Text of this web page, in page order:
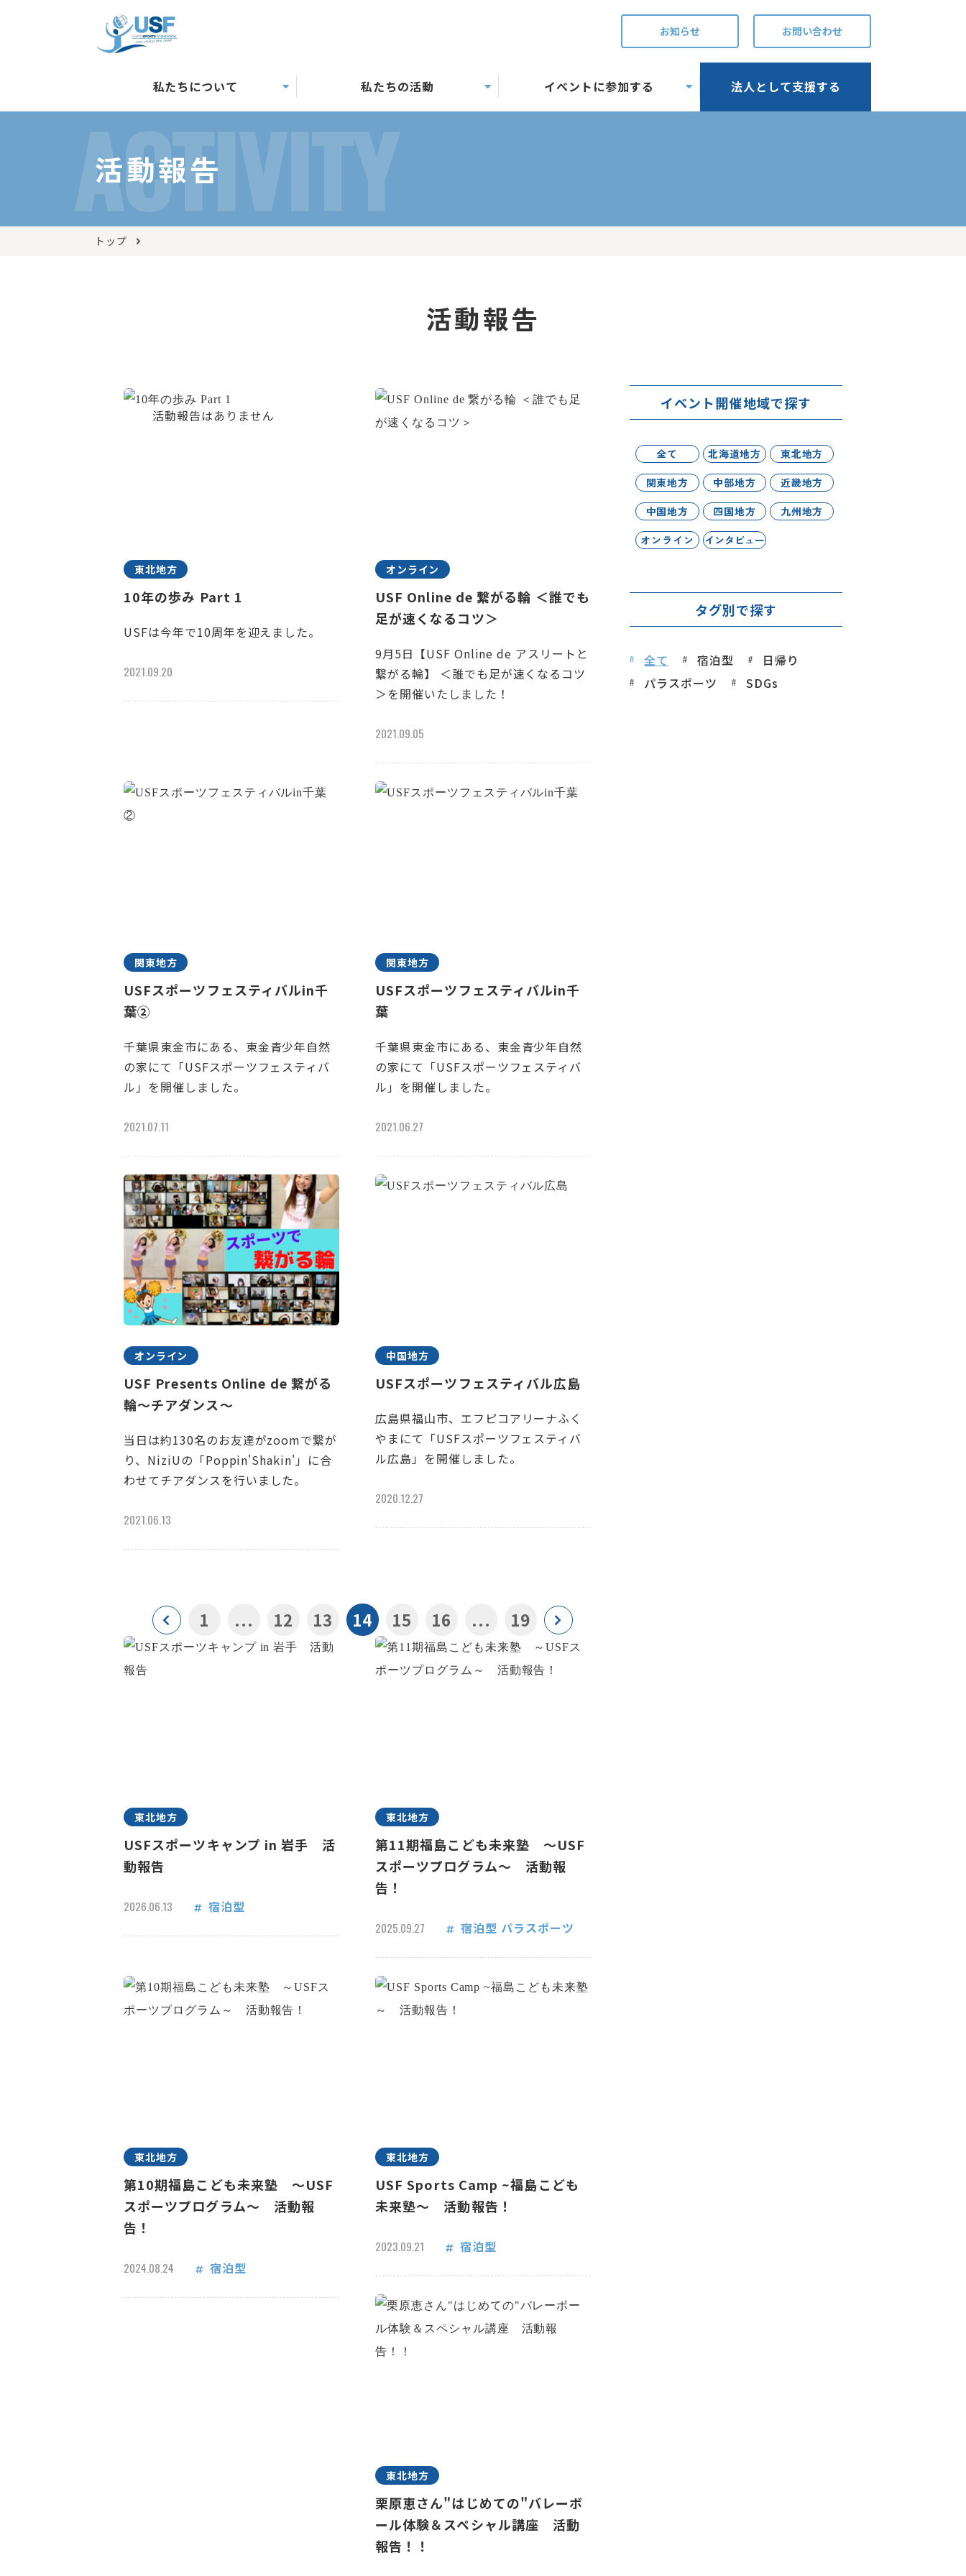
お知らせ お問い合わせ
私たちについて 私たちの活動 イベントに参加する 法人として支援する
ACTIVITY
活動報告
トップ
活動報告
東北地方
10年の歩み Part 1
USFは今年で10周年を迎えました。
2021.09.20
オンライン
USF Online de 繋がる輪 ＜誰でも
足が速くなるコツ＞
9月5日【USF Online de アスリートと
繋がる輪】 ＜誰でも足が速くなるコツ
＞を開催いたしました！
2021.09.05
関東地方
USFスポーツフェスティバルin千
葉②
千葉県東金市にある、東金青少年自然
の家にて「USFスポーツフェスティバ
ル」を開催しました。
2021.07.11
関東地方
USFスポーツフェスティバルin千
葉
千葉県東金市にある、東金青少年自然
の家にて「USFスポーツフェスティバ
ル」を開催しました。
2021.06.27
オンライン
USF Presents Online de 繋がる
輪～チアダンス～
当日は約130名のお友達がzoomで繋が
り、NiziUの「Poppin'Shakin'」に合
わせてチアダンスを行いました。
2021.06.13
中国地方
USFスポーツフェスティバル広島
広島県福山市、エフピコアリーナふく
やまにて「USFスポーツフェスティバ
ル広島」を開催しました。
2020.12.27
1 ... 12 13 14 15 16 ... 19
東北地方
USFスポーツキャンプ in 岩手 活
動報告
2026.06.13 宿泊型
東北地方
第11期福島こども未来塾 ～USF
スポーツプログラム～ 活動報
告！
2025.09.27 宿泊型 パラスポーツ
東北地方
第10期福島こども未来塾 ～USF
スポーツプログラム～ 活動報
告！
2024.08.24 宿泊型
東北地方
USF Sports Camp ~福島こども
未来塾～ 活動報告！
2023.09.21 宿泊型
東北地方
栗原恵さん"はじめての"バレーボ
ール体験＆スペシャル講座 活動
報告！！
イベント開催地域で探す
全て 北海道地方
東北地方
関東地方
中部地方
近畿地方
中国地方
四国地方
九州地方
オンライン
インタビュー
タグ別で探す
全て 宿泊型
日帰り
パラスポーツ
SDGs